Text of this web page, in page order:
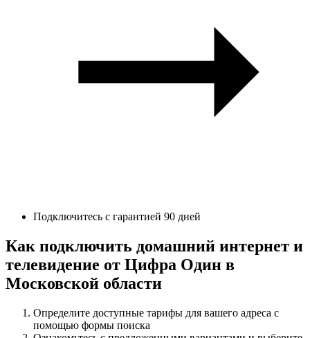
Подключитесь с гарантией 90 дней
Как подключить домашний интернет и
телевидение от Цифра Один в
Московской области
Определите доступные тарифы для вашего адреса с
помощью формы поиска